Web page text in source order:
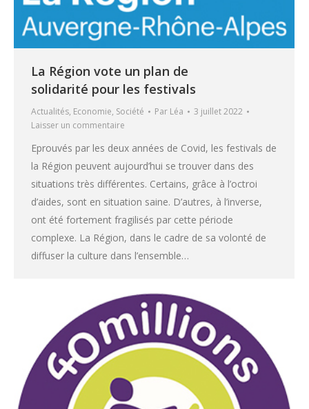
La Région vote un plan de
solidarité pour les festivals
Actualités, Economie, Société Par Léa
3 juillet 2022
Laisser un commentaire
Eprouvés par les deux années de Covid, les festivals de
la Région peuvent aujourd’hui se trouver dans des
situations très différentes. Certains, grâce à l’octroi
d’aides, sont en situation saine. D’autres, à l’inverse,
ont été fortement fragilisés par cette période
complexe. La Région, dans le cadre de sa volonté de
diffuser la culture dans l’ensemble…